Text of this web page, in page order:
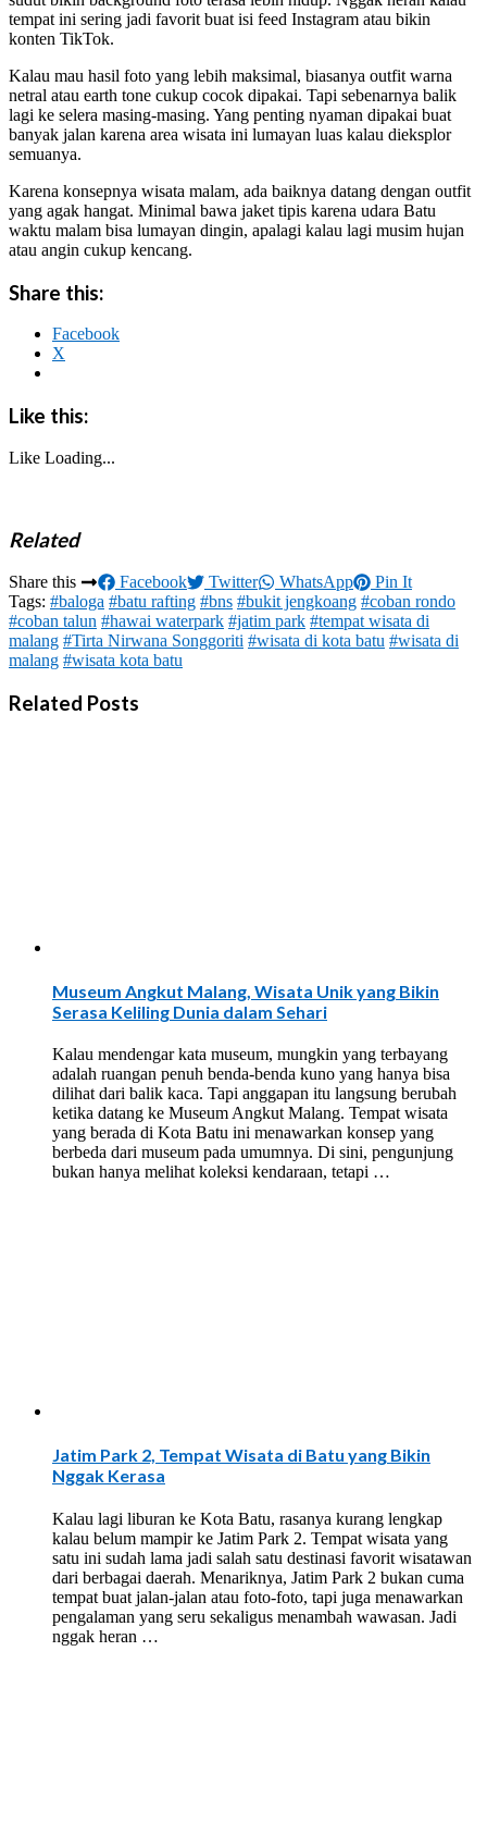
tempat ini sering jadi favorit buat isi feed Instagram atau bikin
konten TikTok.
Kalau mau hasil foto yang lebih maksimal, biasanya outfit warna
netral atau earth tone cukup cocok dipakai. Tapi sebenarnya balik
lagi ke selera masing-masing. Yang penting nyaman dipakai buat
banyak jalan karena area wisata ini lumayan luas kalau dieksplor
semuanya.
Karena konsepnya wisata malam, ada baiknya datang dengan outfit
yang agak hangat. Minimal bawa jaket tipis karena udara Batu
waktu malam bisa lumayan dingin, apalagi kalau lagi musim hujan
atau angin cukup kencang.
Share this:
Facebook
X
Like this:
Like Loading...
Related
Share this Facebook Twitter WhatsApp
Pin It
Tags: #baloga #batu rafting #bns #bukit jengkoang #coban rondo
#coban talun #hawai waterpark #jatim park #tempat wisata di
malang #Tirta Nirwana Songgoriti #wisata di kota batu #wisata di
malang #wisata kota batu
Related Posts
Museum Angkut Malang, Wisata Unik yang Bikin
Serasa Keliling Dunia dalam Sehari
Kalau mendengar kata museum, mungkin yang terbayang
adalah ruangan penuh benda-benda kuno yang hanya bisa
dilihat dari balik kaca. Tapi anggapan itu langsung berubah
ketika datang ke Museum Angkut Malang. Tempat wisata
yang berada di Kota Batu ini menawarkan konsep yang
berbeda dari museum pada umumnya. Di sini, pengunjung
bukan hanya melihat koleksi kendaraan, tetapi …
Jatim Park 2, Tempat Wisata di Batu yang Bikin
Nggak Kerasa
Kalau lagi liburan ke Kota Batu, rasanya kurang lengkap
kalau belum mampir ke Jatim Park 2. Tempat wisata yang
satu ini sudah lama jadi salah satu destinasi favorit wisatawan
dari berbagai daerah. Menariknya, Jatim Park 2 bukan cuma
tempat buat jalan-jalan atau foto-foto, tapi juga menawarkan
pengalaman yang seru sekaligus menambah wawasan. Jadi
nggak heran …